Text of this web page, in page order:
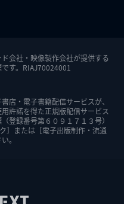
会社・映像製作会社が提供する
す。RIAJ70024001
店・電子書籍配信サービスが、
許諾を得た正規版配信サービス
登録番号第６０９１７１３号）
］または［電子出版制作・流通
。